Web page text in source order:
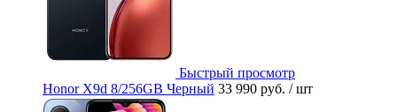
Быстрый просмотр
Honor X9d 8/256GB Черный 33 990 руб. / шт